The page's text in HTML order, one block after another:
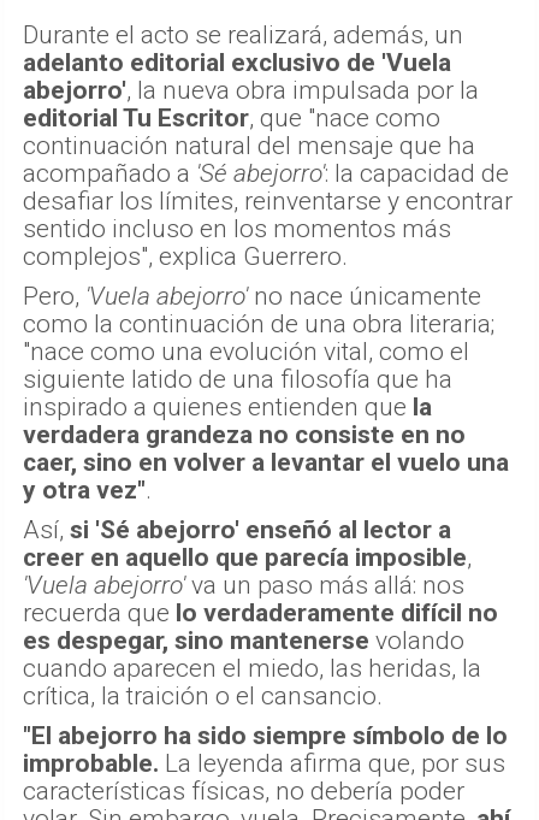
Durante el acto se realizará, además, un
adelanto editorial exclusivo de 'Vuela
abejorro', la nueva obra impulsada por la
editorial Tu Escritor, que "nace como
continuación natural del mensaje que ha
acompañado a 'Sé abejorro': la capacidad de
desafiar los límites, reinventarse y encontrar
sentido incluso en los momentos más
complejos", explica Guerrero.
Pero, 'Vuela abejorro'no nace únicamente
como la continuación de una obra literaria;
"nace como una evolución vital, como el
siguiente latido de una filosofía que ha
inspirado a quienes entienden que la
verdadera grandeza no consiste en no
caer, sino en volver a levantar el vuelo una
y otra vez".
Así, si 'Sé abejorro' enseñó al lector a
creer en aquello que parecía imposible,
'Vuela abejorro'va un paso más allá: nos
recuerda que lo verdaderamente difícil no
es despegar, sino mantenerse volando
cuando aparecen el miedo, las heridas, la
crítica, la traición o el cansancio.
"El abejorro ha sido siempre símbolo de lo
improbable. La leyenda afirma que, por sus
características físicas, no debería poder